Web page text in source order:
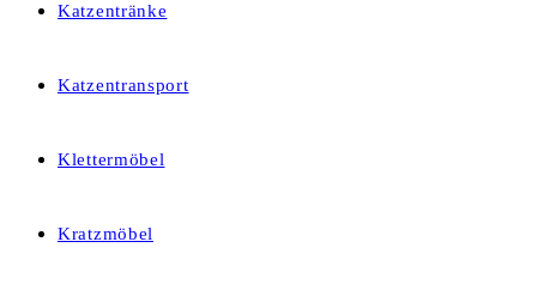
Katzentränke
Katzentransport
Klettermöbel
Kratzmöbel